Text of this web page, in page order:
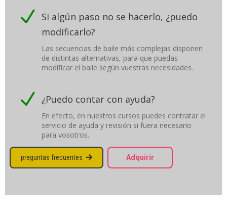
N Si algún paso no se hacerlo, ¿puedo
modificarlo?
Las secuencias de baile más complejas disponen
de distintas alternativas, para que puedas
modificar el baile según vuestras necesidades.
N ¿Puedo contar con ayuda?
En efecto, en nuestros cursos puedes contratar el
servicio de ayuda y revisión si fuera necesario
para vosotros.
preguntas frecuentes  Adquirir